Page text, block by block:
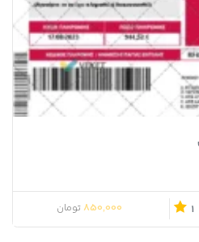
1
850,000 تومان